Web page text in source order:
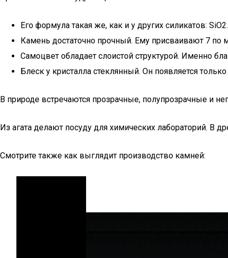
Его формула такая же, как и у других силикатов:
Камень достаточно прочный. Ему присваивают 7 по
Самоцвет обладает слоистой структурой. Именно
Блеск у кристалла стеклянный. Он появляется
В природе встречаются прозрачные, полупрозрачные и
Из агата делают посуду для химических лабораторий. В
Смотрите также как выглядит производство камней: